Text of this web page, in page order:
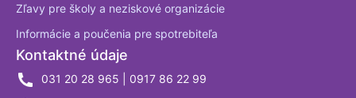
Zľavy pre školy a neziskové organizácie
Informácie a poučenia pre spotrebiteľa
Kontaktné údaje
031 20 28 965 | 0917 86 22 99